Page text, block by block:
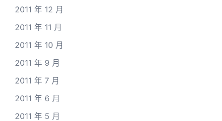
2011 年 12 月
2011 年 11 月
2011 年 10 月
2011 年 9 月
2011 年 7 月
2011 年 6 月
2011 年 5 月